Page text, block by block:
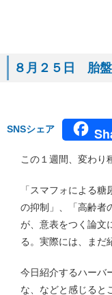
８月２５日 胎盤
SNSシェア
この１週間、変わり
「スマフォによる
の抑制」、「高齢者
が、意表をつく論文
る。実際には、まだ
今日紹介するハーバ
な、などと感じると